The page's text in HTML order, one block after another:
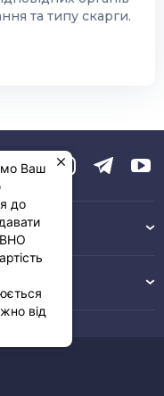
та типу скарги.
Ваш
до
від